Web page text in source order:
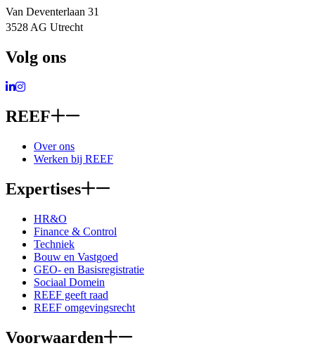
Van Deventerlaan 31
3528 AG Utrecht
Volg ons
Ga naar LinkedIn
Ga naar Instagram
REEF
Over ons
Werken bij REEF
Expertises
HR&O
Finance & Control
Techniek
Bouw en Vastgoed
GEO- en Basisregistratie
Sociaal Domein
REEF geeft raad
REEF omgevingsrecht
Voorwaarden